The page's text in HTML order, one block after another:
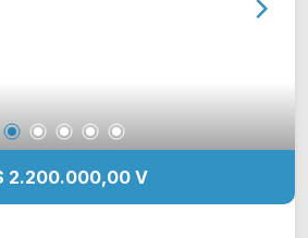
2.200.000,00 V